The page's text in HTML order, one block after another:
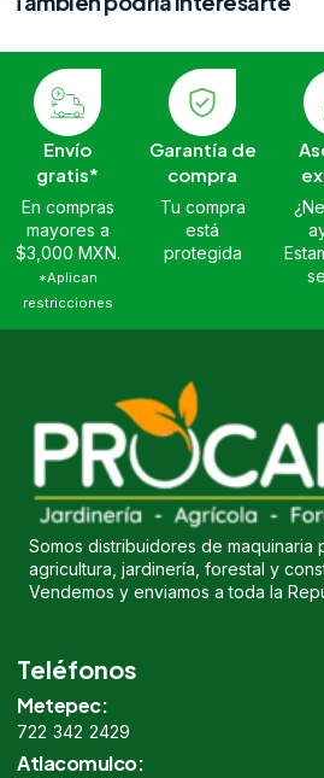
Envío
gratis*
En compras
mayores a
$3,000 MXN.
*Aplican
restricciones
Garantía de
compra
Tu compra
está
protegida
Somos distribuidores de maquinaria
agricultura, jardinería, forestal y
Vendemos y enviamos a toda la
Teléfonos
Metepec:
722 342 2429
Atlacomulco: